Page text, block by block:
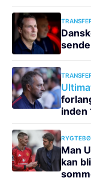
inden
Man
kan